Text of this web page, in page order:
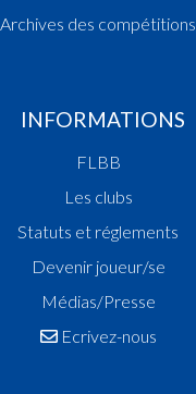
Archives des compétitions
INFORMATIONS
FLBB
Les clubs
Statuts et réglements
Devenir joueur/se
Médias/Presse
Ecrivez-nous